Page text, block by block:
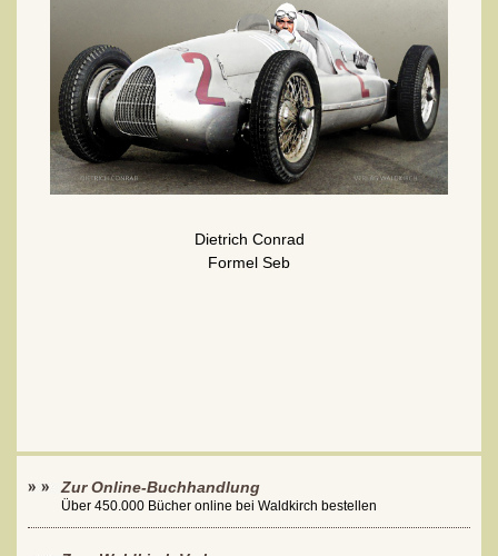
Dietrich Conrad
Formel Seb
Zur Online-Buchhandlung
Über 450.000 Bücher online bei Waldkirch bestellen